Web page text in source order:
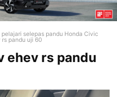
selepas pandu Honda Civic
pandu uji 60
ehev rs pandu